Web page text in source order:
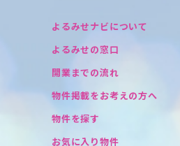
よるみせナビについて
よるみせの窓口
開業までの流れ
物件掲載をお考えの方へ
物件を探す
お気に入り物件